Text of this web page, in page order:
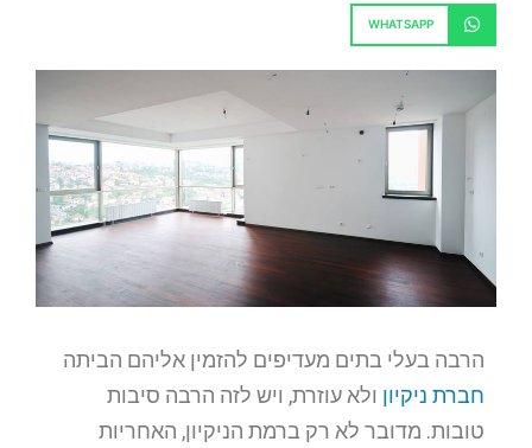
WHATSAPP
הרבה בעלי בתים מעדיפים להזמין אליהם הביתה
חברת ניקיון ולא עוזרת, ויש לזה הרבה סיבות
טובות. מדובר לא רק ברמת הניקיון, האחריות